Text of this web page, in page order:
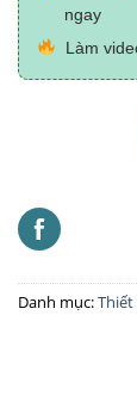
ngay
Làm
Danh mục: